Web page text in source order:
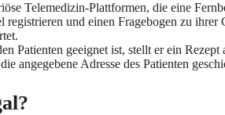
Telemedizin-Plattformen, die eine
registrieren und einen Fragebogen zu
Patienten geeignet ist, stellt er ein
angegebene Adresse des Patienten